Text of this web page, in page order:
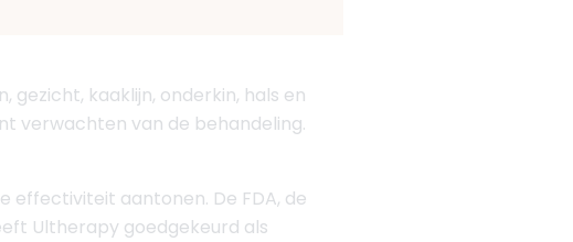
kaaklijn, onderkin, hals en
verwachten van de behandeling.
effectiviteit aantonen. De FDA, de
Ultherapy goedgekeurd als